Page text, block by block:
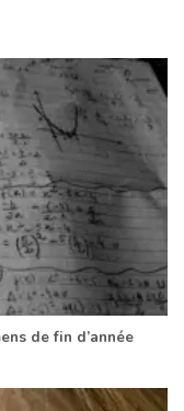
de fin d’année